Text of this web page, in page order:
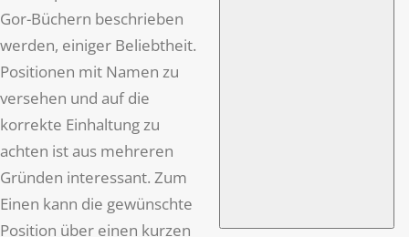
Gor-Büchern beschrieben
werden, einiger Beliebtheit.
Positionen mit Namen zu
versehen und auf die
korrekte Einhaltung zu
achten ist aus mehreren
Gründen interessant. Zum
Einen kann die gewünschte
Position über einen kurzen